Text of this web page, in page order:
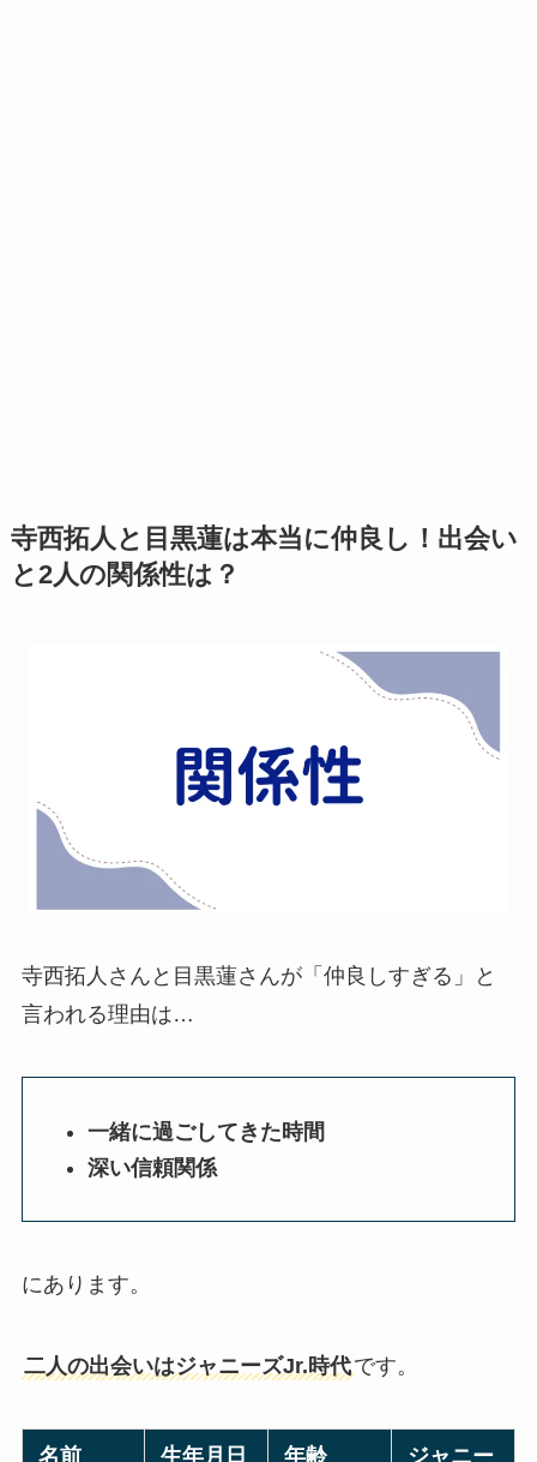
寺西拓人と目黒蓮は本当に仲良し！出会い
と2人の関係性は？
寺西拓人さんと目黒蓮さんが「仲良しすぎる」と
言われる理由は…
一緒に過ごしてきた時間
深い信頼関係
にあります。
二人の出会いはジャニーズJr.時代です。
名前 生年月日 年齢 ジャニー